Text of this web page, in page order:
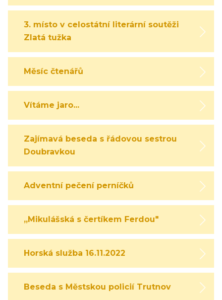
3. místo v celostátní literární soutěži
Zlatá tužka
Měsíc čtenářů
Vítáme jaro...
Zajímavá beseda s řádovou sestrou
Doubravkou
Adventní pečení perníčků
,,Mikulášská s čertíkem Ferdou"
Horská služba 16.11.2022
Beseda s Městskou policií Trutnov